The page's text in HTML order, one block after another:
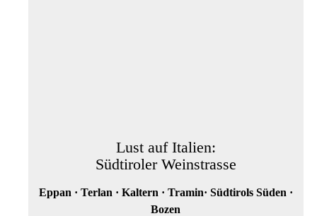
Lust auf Italien:
Südtiroler Weinstrasse
Eppan · Terlan · Kaltern · Tramin· Südtirols Süden ·
Bozen